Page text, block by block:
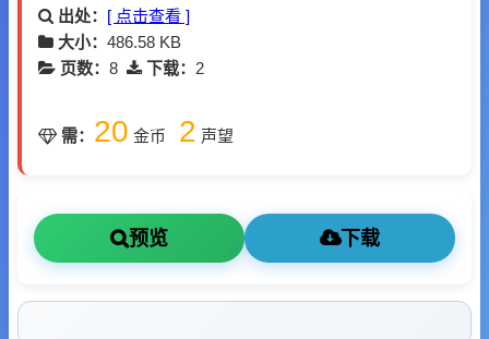
出处： [ 点击查看 ]
大小： 486.58 KB
页数： 8 下载： 2
需： 20 金币 2 声望
预览 下载